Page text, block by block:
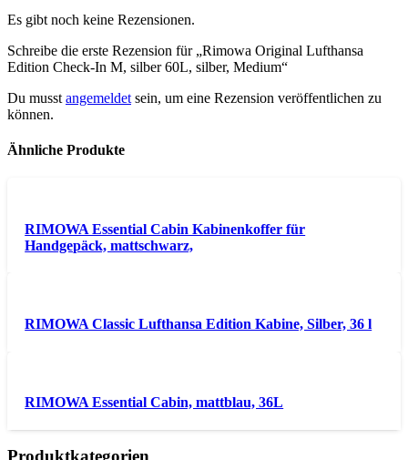
Es gibt noch keine Rezensionen.
Schreibe die erste Rezension für „Rimowa Original Lufthansa
Edition Check-In M, silber 60L, silber, Medium“
Du musst angemeldet sein, um eine Rezension veröffentlichen zu
können.
Ähnliche Produkte
RIMOWA Essential Cabin Kabinenkoffer für
Handgepäck, mattschwarz,
RIMOWA Classic Lufthansa Edition Kabine, Silber, 36 l
RIMOWA Essential Cabin, mattblau, 36L
Produktkategorien